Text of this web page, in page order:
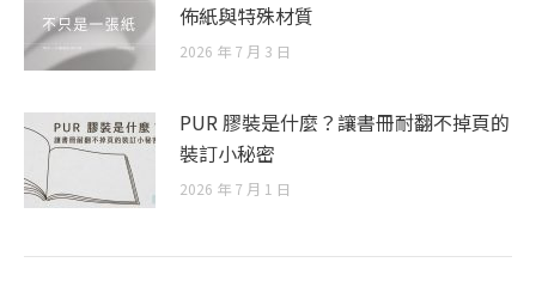
佈紙與特殊材質
2026 年 7 月 3 日
PUR 膠裝是什麼？讓書冊耐翻不掉頁的
裝訂小秘密
2026 年 7 月 1 日